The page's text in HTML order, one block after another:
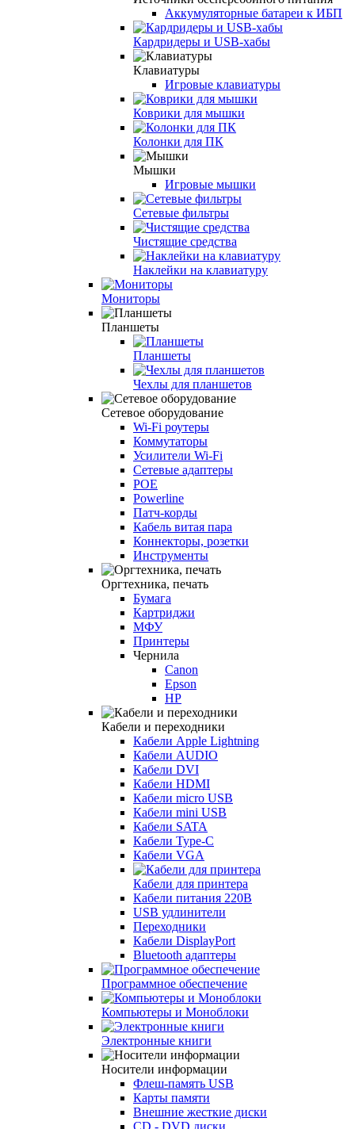
Аккумуляторные батареи к ИБП
Кардридеры и USB-хабы
Клавиатуры
Игровые клавиатуры
Коврики для мышки
Колонки для ПК
Мышки
Игровые мышки
Сетевые фильтры
Чистящие средства
Наклейки на клавиатуру
Мониторы
Планшеты
Планшеты
Чехлы для планшетов
Сетевое оборудование
Wi-Fi роутеры
Коммутаторы
Усилители Wi-Fi
Сетевые адаптеры
POE
Powerline
Патч-корды
Кабель витая пара
Коннекторы, розетки
Инструменты
Оргтехника, печать
Бумага
Картриджи
МФУ
Принтеры
Чернила
Canon
Epson
HP
Кабели и переходники
Кабели Apple Lightning
Кабели AUDIO
Кабели DVI
Кабели HDMI
Кабели micro USB
Кабели mini USB
Кабели SATA
Кабели Type-C
Кабели VGA
Кабели для принтера
Кабели питания 220В
USB удлинители
Переходники
Кабели DisplayPort
Bluetooth адаптеры
Программное обеспечение
Компьютеры и Моноблоки
Электронные книги
Носители информации
Флеш-память USB
Карты памяти
Внешние жесткие диски
CD - DVD диски